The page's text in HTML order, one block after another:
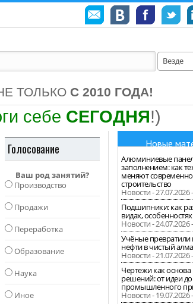
Везде
ТОЛЬКО С 2010 ГОДА!
себе СЕГОДНЯ!)
Голосование
Ваш род занятий?
Производство
Продажи
Переработка
Образование
Наука
Иное
Новые
Алюминиевые
заполнением: как
меняют
строительство
Новости - 27.07.2026
Подшипники: как
видах,
Новости - 24.07.2026
Учёные превратили
нефти в чистый
Новости - 21.07.2026
Чертежи как
решений: от идеи до
промышленного
Новости - 19.07.2026